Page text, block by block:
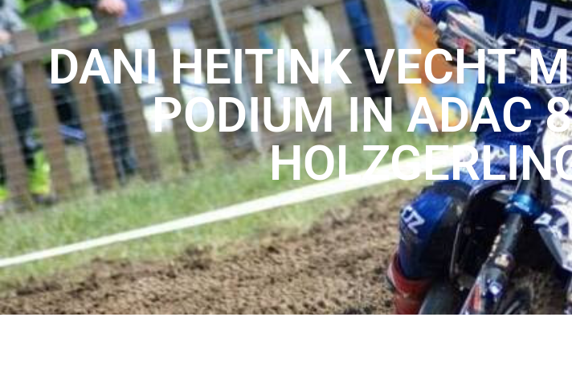
DANI HEITINK VECHT
PODIUM IN ADAC